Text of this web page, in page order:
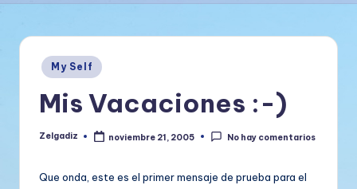
Publicado
en
My Self
Mis Vacaciones :-)
Publicado
Zelgadiz noviembre 21, 2005 No hay comentarios
Que onda, este es el primer mensaje de prueba para el